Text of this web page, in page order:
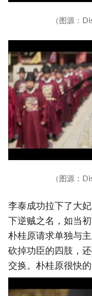
（图源：
（图源：
李泰成功拉下了大
下逆贼之名，如当
朴桂原请求单独与
砍掉功臣的四肢，
交换。朴桂原很快的